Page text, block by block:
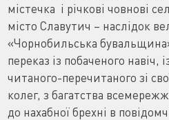
мiстечка i рiчковi човновi
містo Славутич – наслiдок
«Чорнобильська
переказ із побаченого навiч,
читаного-перечитаного зi
колег, з багатства
до нахабної брехнi в